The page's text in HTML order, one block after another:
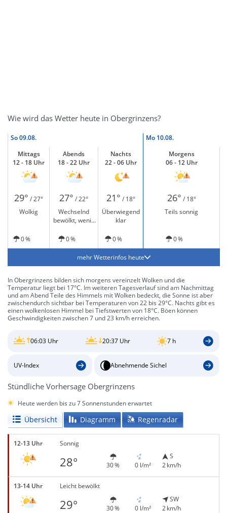
Wie wird das Wetter heute in Obergrinzens?
So09.08. Mo 10.08.
Mittags
12 - 18 Uhr
Abends
18 - 22 Uhr
Nachts
22 - 06 Uhr
Morgens
06 - 12 Uhr
29° / 27° 27° / 22° 21° / 18° 26° / 18°
Wolkig
Wechselnd
bewölkt, wenig
Überwiegend
klar
Teils sonnig
0 % 0 % 0 % 0 %
mehr Wetterinfos heute
In Obergrinzens bilden sich morgens vereinzelt Wolken und die
Temperatur liegt bei 17°C. Im weiteren Tagesverlauf sind am Nachmittag
und am Abend Teile des Himmels mit Wolken bedeckt, die Sonne ist aber
zwischendurch sichtbar bei Temperaturen von 22 bis 29°C. Nachts gibt es
einen wolkenlosen Himmel bei Tiefstwerten von 18°C. Böen können
Geschwindigkeiten zwischen 7 und 23 km/h erreichen.
06:03 Uhr 20:37 Uhr 7 h
UV-Index Abnehmende Sichel
Stündliche Vorhersage Obergrinzens
Heute werden bis zu 7 Sonnenstunden erwartet
Übersicht Diagramm Regenradar
12-13 Uhr Sonnig
28° 30 % 0 l/m²
S
2 km/h
13-14 Uhr Leicht bewölkt
29° 30 % 0 l/m²
SW
2 km/h